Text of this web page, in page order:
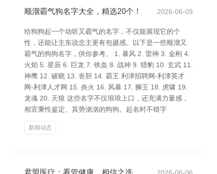
顺溜霸气狗名字大全，精选20个！ 2026-06-09
给狗狗起一个动听又霸气的名字，不仅能展现它的个
性，还能让主东说念主更有包摄感。以下是一些顺溜又
霸气的狗狗名字，供你参考。 1. 暴风 2. 雷神 3. 金刚 4.
火焰 5. 星辰 6. 巨龙 7. 铁血 8. 战神 9. 猎豹 10. 玄武 11.
神鹰 12. 破晓 13. 丧胆 14. 霸王 利津招聘网-利津英才
网-利津人才网 15. 炎火 16. 风暴 17. 狮王 18. 虎啸 19.
龙魂 20. 天狼 这些名字不仅琅琅上口，还充满力量感，
相宜秉性鉴定、其势汹汹的狗狗。起名时不错字
新闻动态
君盟医疗：看管健康，相信之选